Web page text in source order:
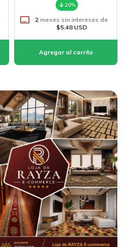
20%
2 meses sin intereses de
$5.48 USD